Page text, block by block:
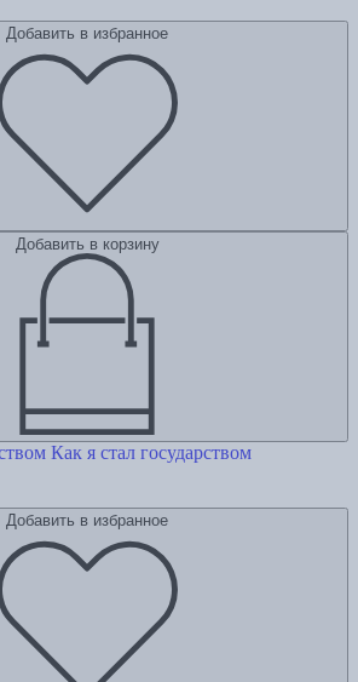
Добавить в избранное
Добавить в корзину
Как я стал государством
Добавить в избранное